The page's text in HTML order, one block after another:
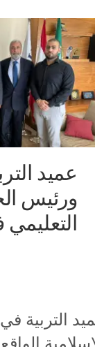
عميد
ورئيس
التربية